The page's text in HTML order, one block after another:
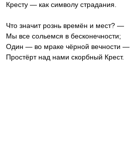
Кресту — как символу страдания.
Что значит рознь времён и мест? —
Мы все сольемся в бесконечности;
Один — во мраке чёрной вечности —
Простёрт над нами скорбный Крест.